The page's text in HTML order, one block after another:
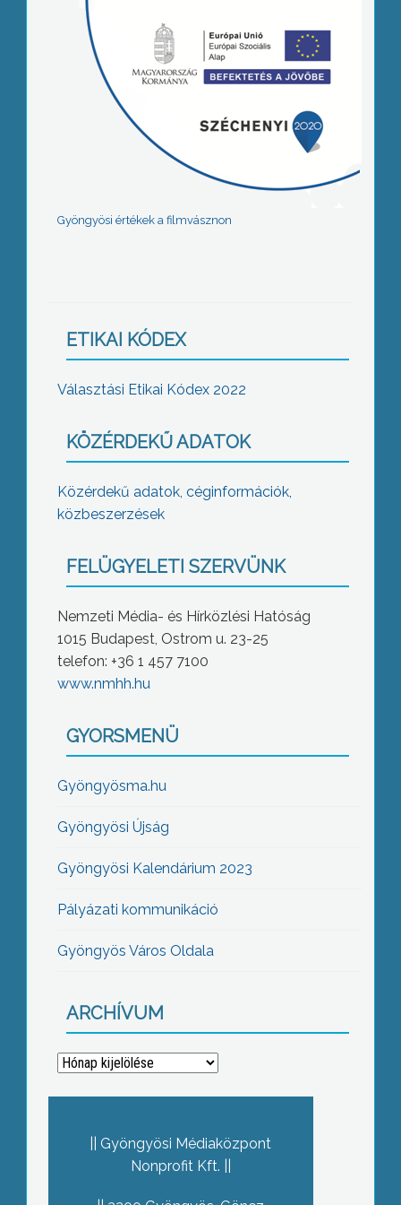
Gyöngyösi értékek a filmvásznon
ETIKAI KÓDEX
Választási Etikai Kódex 2022
KÖZÉRDEKŰ ADATOK
Közérdekű adatok, céginformációk,
közbeszerzések
FELÜGYELETI SZERVÜNK
Nemzeti Média- és Hírközlési Hatóság
1015 Budapest, Ostrom u. 23-25
telefon: +36 1 457 7100
www.nmhh.hu
GYORSMENÜ
Gyöngyösma.hu
Gyöngyösi Újság
Gyöngyösi Kalendárium 2023
Pályázati kommunikáció
Gyöngyös Város Oldala
ARCHÍVUM
Archívum
Gyöngyösi Médiaközpont
Nonprofit Kft.